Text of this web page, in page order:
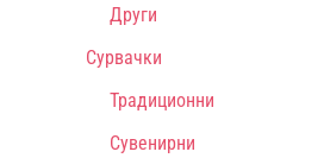
Други
Сурвачки
Традиционни
Сувенирни